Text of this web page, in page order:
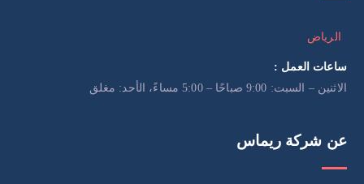
الرياض
ساعات العمل :
الاثنين – السبت: 9:00 صباحًا – 5:00 مساءً، الأحد: مغلق
عن شركة ريماس